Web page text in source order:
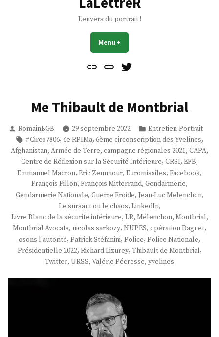
L'envers du portrait !
Menu +
Contact
À
Mes
Me Thibault de Montbrial
Publié
par
RomainBGB 29 septembre 2022
Publié
dans
Entretien-Portrait
Étiquettes :
#Circo7806, 6e RPIMa, 6ème circonscription des Yvelines,
Afghanistan, Armée de Terre, campagne régionales 2021, CAPA,
Centre de Réflexion sur la Sécurité Intérieure, CRSI, EFB,
Emmanuel Macron, Eric Zemmour, Euromissiles, Facebook,
François Fillon, François Mitterrand, Gendarmerie,
Gendarmerie Nationale, Guerre Froide, Jean-Luc Mélenchon,
Le sursaut ou le chaos, LinkedIn,
Livre Blanc de la sécurité intérieure, LR, Mélenchon, Montbrial,
Montbrial Avocats, nicolas sarkozy, NUPES, opération Daguet,
osons l'autorité, Patrick Stéfanini, Police, Police Nationale,
Présidentielle 2022, Richard Lizurey, Thibault de Montbrial,
Twitter, URSS, Valérie Pécresse, yvelines